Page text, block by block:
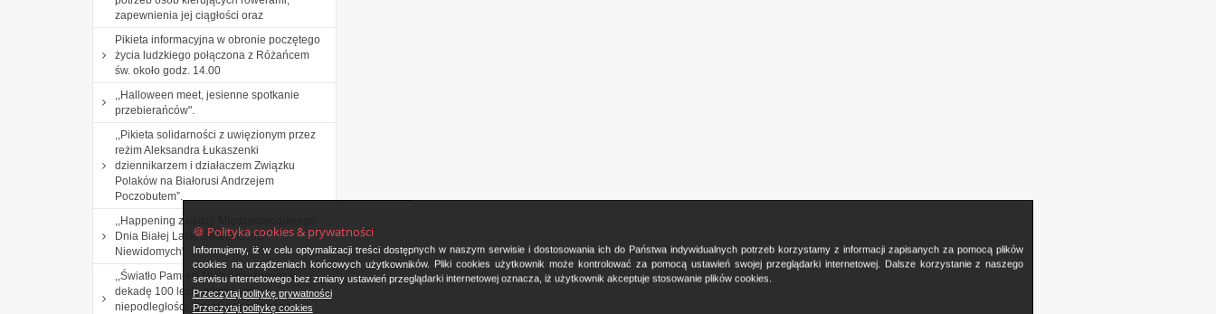
🍪 Polityka cookies & prywatności
Informujemy, iż w celu optymalizacji treści dostępnych w naszym serwisie i dostosowania ich do Państwa indywidualnych potrzeb korzystamy z informacji zapisanych za pomocą plików
cookies na urządzeniach końcowych użytkowników. Pliki cookies użytkownik może kontrolować za pomocą ustawień swojej przeglądarki internetowej. Dalsze korzystanie z naszego
serwisu internetowego bez zmiany ustawień przeglądarki internetowej oznacza, iż użytkownik akceptuje stosowanie plików cookies.
Przeczytaj politykę prywatności
Przeczytaj politykę cookies
zapewnienia jej ciągłości oraz
Pikieta informacyjna w obronie poczętego
życia ludzkiego połączona z Różańcem
św. około godz. 14.00
,,Halloween meet, jesienne spotkanie
przebierańców".
,,Pikieta solidarności z uwięzionym przez
reżim Aleksandra Łukaszenki
dziennikarzem i działaczem Związku
Polaków na Białorusi Andrzejem
Poczobutem”.
,,Happening z okazji Międzynarodowego
Dnia Białej Laski Święta Osób
Niewidomych".
,,Światło Pamięci Niezwyciężonym w
dekadę 100 lecia odzyskania
niepodległości. Zapalenie zniczy na